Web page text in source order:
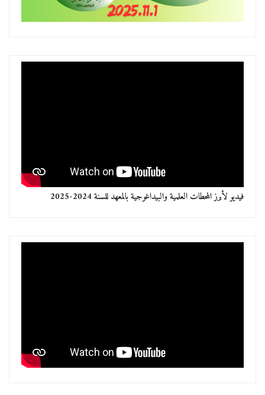
فيديو لأبرز المحطات العلمية والبيداغوجية بالمعهد للسنة 2024-2025